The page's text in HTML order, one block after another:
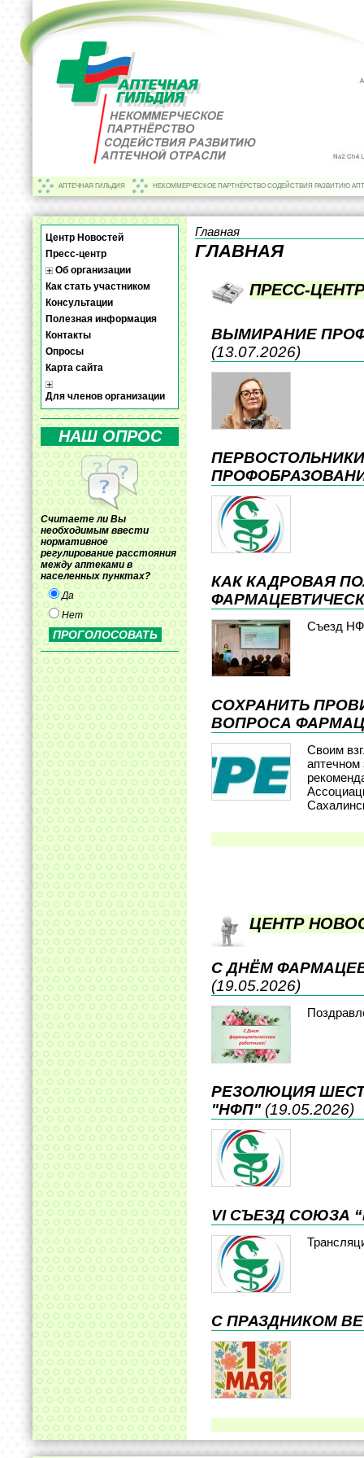
АПТЕЧНАЯ ГИЛЬДИЯ НЕКОММЕРЧЕСКОЕ ПАРТНЁРСТВО СОДЕЙСТВИЯ РАЗВИТИЮ
Центр Новостей
Пресс-центр
Об организации
Как стать участником
Консультации
Полезная информация
Контакты
Опросы
Карта сайта
Для членов организации
НАШ ОПРОС
Считаете ли Вы
необходимым ввести
нормативное
регулирование расстояния
между аптеками в
населенных пунктах?
Да
Нет
Главная
ГЛАВНАЯ
ПРЕСС-ЦЕНТР
ВЫМИРАНИЕ
(13.07.2026)
КАК КАДРОВАЯ
Съезд
СОХРАНИТЬ
ВОПРОСА
Своим
аптечном
ЦЕНТР
С ДНЁМ
(19.05.2026)
РЕЗОЛЮЦИЯ
"НФП" (19.05.2026)
VI СЪЕЗД СОЮЗА
С ПРАЗДНИКОМ